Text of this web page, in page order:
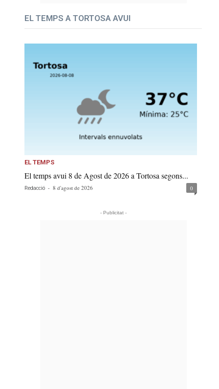
EL TEMPS A TORTOSA AVUI
EL TEMPS
El temps avui 8 de Agost de 2026 a Tortosa segons...
Redacció - 8 d'agost de 2026 0
- Publicitat -